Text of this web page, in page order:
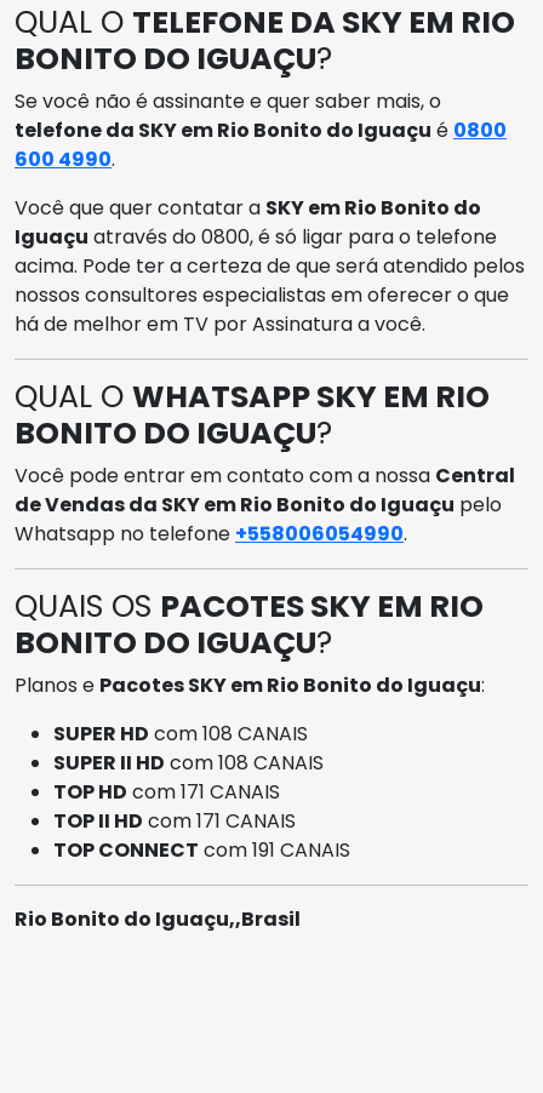
QUAL O TELEFONE DA SKY EM RIO
BONITO DO IGUAÇU?
Se você não é assinante e quer saber mais, o
telefone da SKY em Rio Bonito do Iguaçu é 0800
600 4990.
Você que quer contatar a SKY em Rio Bonito do
Iguaçu através do 0800, é só ligar para o telefone
acima. Pode ter a certeza de que será atendido pelos
nossos consultores especialistas em oferecer o que
há de melhor em TV por Assinatura a você.
QUAL O WHATSAPP SKY EM RIO
BONITO DO IGUAÇU?
Você pode entrar em contato com a nossa Central
de Vendas da SKY em Rio Bonito do Iguaçu pelo
Whatsapp no telefone +558006054990.
QUAIS OS PACOTES SKY EM RIO
BONITO DO IGUAÇU?
Planos e Pacotes SKY em Rio Bonito do Iguaçu:
SUPER HD com 108 CANAIS
SUPER II HD com 108 CANAIS
TOP HD com 171 CANAIS
TOP II HD com 171 CANAIS
TOP CONNECT com 191 CANAIS
Rio Bonito do Iguaçu,,Brasil